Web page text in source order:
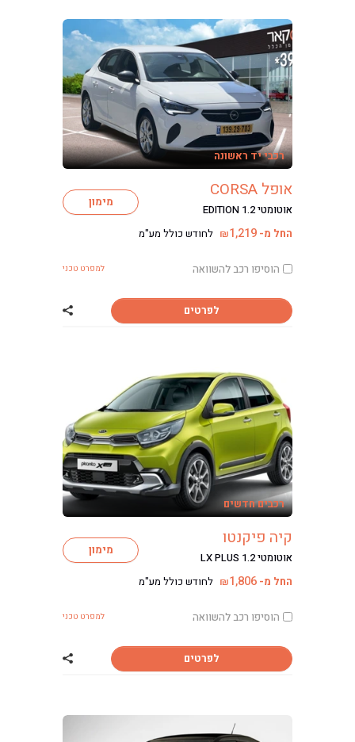
רכבי יד ראשונה
אופל CORSA
אוטומטי EDITION 1.2 מימון
החל מ- ₪1,219 לחודש כולל מע"מ
הוסיפו רכב להשוואה למפרט טכני
לפרטים שתף רכב אופל CORSA
רכבים חדשים
קיה פיקנטו
אוטומטי LX PLUS 1.2 מימון
החל מ- ₪1,806 לחודש כולל מע"מ
הוסיפו רכב להשוואה למפרט טכני
לפרטים שתף רכב קיה